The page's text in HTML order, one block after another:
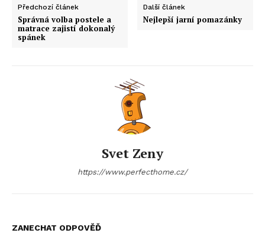
Předchozí článek
Správná volba postele a
matrace zajistí dokonalý
spánek
Další článek
Nejlepší jarní pomazánky
Svet Zeny
https://www.perfecthome.cz/
ZANECHAT ODPOVĚĎ